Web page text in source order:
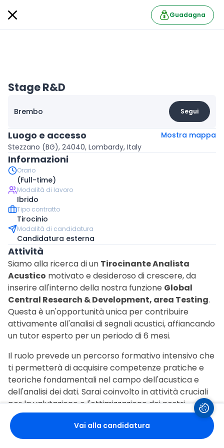
Guadagna
Stage R&D
Brembo Segui
Luogo e accesso
Mostra mappa
Stezzano (BG), 24040, Lombardy, Italy
Informazioni
Orario
(Full-time)
Modalità di lavoro
Ibrido
Tipo contratto
Tirocinio
Modalità di candidatura
Candidatura esterna
Attività
Siamo alla ricerca di un Tirocinante Analista
Acustico motivato e desideroso di crescere, da
inserire all'interno della nostra funzione Global
Central Research & Development, area Testing.
Questa è un'opportunità unica per contribuire
attivamente all'analisi di segnali acustici, affiancando
un tutor esperto per un periodo di 6 mesi.
Il ruolo prevede un percorso formativo intensivo che
ti permetterà di acquisire competenze pratiche e
teoriche fondamentali nel campo dell'acustica e
dell'analisi dei dati. Sarai coinvolto in attività cruciali
per la valutazione e l'ottimizzazione dei nostri
prodotti.
Le tue principali responsabilità includeranno:
Vai alla candidatura